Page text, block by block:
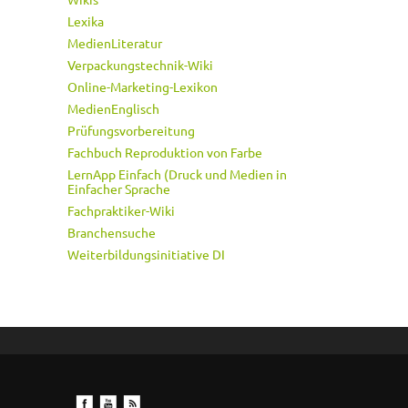
Lexika
MedienLiteratur
Verpackungstechnik-Wiki
Online-Marketing-Lexikon
MedienEnglisch
Prüfungsvorbereitung
Fachbuch Reproduktion von Farbe
LernApp Einfach (Druck und Medien in
Einfacher Sprache
Fachpraktiker-Wiki
Branchensuche
Weiterbildungsinitiative DI